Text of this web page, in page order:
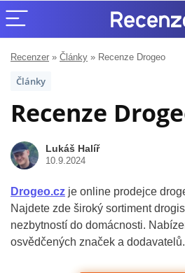
Recenzer » Články » Recenze Drogeo
Články
Recenze
Lukáš Halíř
10.9.2024
Drogeo.cz je online prodejce
Najdete zde široký sortiment
nezbytností do domácnosti.
osvědčených značek a dodavatelů.